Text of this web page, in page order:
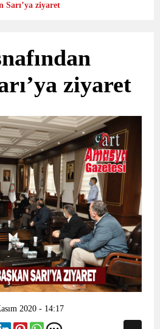
Sarı’ya ziyaret
ziyaret
2020 - 14:17